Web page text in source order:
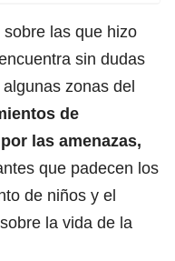
las que hizo
sin dudas
zonas del
de
las amenazas,
que padecen los
de niños y el
la vida de la